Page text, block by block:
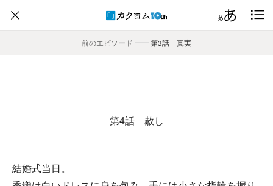
前のエピソード
―― 第3話 真実
第4話 赦し
結婚式当日。